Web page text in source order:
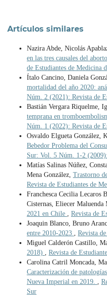
Artículos similares
Nazira Abde, Nicolás
en las tres causales del
de Estudiantes de Medicina
Ítalo Cancino, Daniela
mortalidad del año 2020:
Núm. 2 (2021): Revista de
Bastián Vergara Riquelme,
temprana en
Núm. 1 (2022): Revista de
Osvaldo Elgueta González,
Bebedor Problema del
Sur: Vol. 5 Núm. 1-2
Matías Salinas Núñez,
Mena González, Trastorno
Revista de Estudiantes de
Franchesca Cecilia Lecaros
Cisternas, Eliecer Maluenda
2021 en Chile , Revista de
Joaquin Blanco, Bruno
entre 2010-2023 , Revista
Miguel Calderón Castillo,
2018) , Revista de
Carolina Catril Moncada,
Caracterización de
Nueva Imperial en 2019. ,
Sur